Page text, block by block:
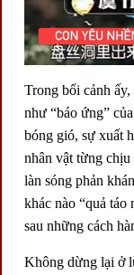
Trong bối cảnh
như “báo ứng”
bóng gió, sự xuất
nhân vật từng
làn sóng phản
khác nào “quả
sau những cách
Không dừng lại ở